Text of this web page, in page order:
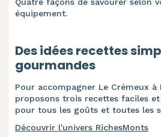
équipement.
Des idées recettes
gourmandes
Pour accompagner Le Crémeux à
proposons trois recettes faciles
pour tous les goûts et toutes les
Découvrir l'univers RichesMonts